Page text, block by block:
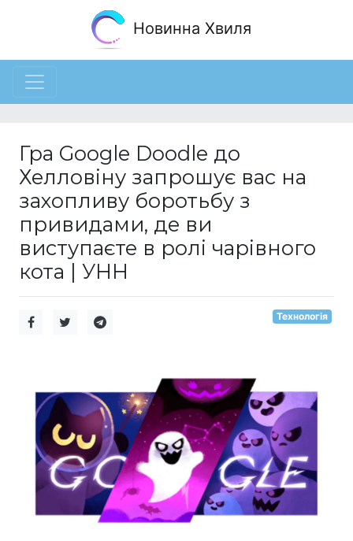
Новинна Хвиля
Гра Google Doodle до
Хелловіну запрошує вас на
захопливу боротьбу з
привидами, де ви
виступаєте в ролі чарівного
кота | УНН
Технологія